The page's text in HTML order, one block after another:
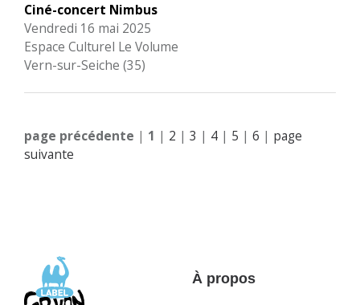
Ciné-concert Nimbus
Vendredi 16 mai 2025
Espace Culturel Le Volume
Vern-sur-Seiche (35)
page précédente | 1 | 2 | 3 | 4 | 5 | 6 | page
suivante
À propos